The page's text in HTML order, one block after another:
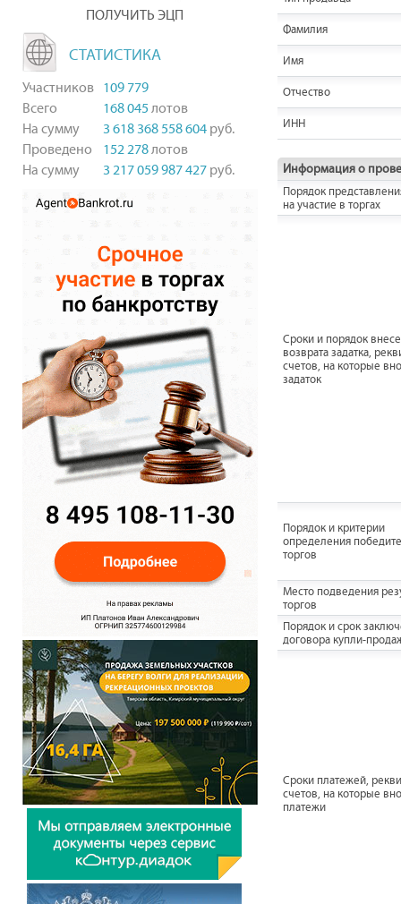
ПОЛУЧИТЬ ЭЦП
СТАТИСТИКА
Участников 109 779
Всего
168 045 лотов
На сумму
3 618 368 558 604 руб.
Проведено
152 278лотов
На сумму
3 217 059 987 427 руб.
Фамилия
Имя
Отчество
ИНН
Информация о
Порядок
на участие в торгах
Сроки и порядок
возврата задатка,
счетов, на которые
задаток
Порядок и критерии
определения
торгов
Место подведения
торгов
Порядок и срок
договора купли-
Сроки платежей,
счетов, на которые
платежи